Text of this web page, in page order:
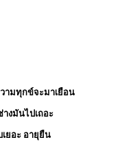
มทุกข์จะมาเยือน
งมันไปเถอะ
เยอะ อายุยืน